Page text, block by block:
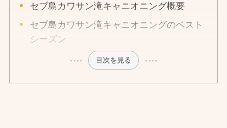
セブ島カワサン滝キャニオニング概要
セブ島カワサン滝キャニオニングのベスト
シーズン
目次を見る